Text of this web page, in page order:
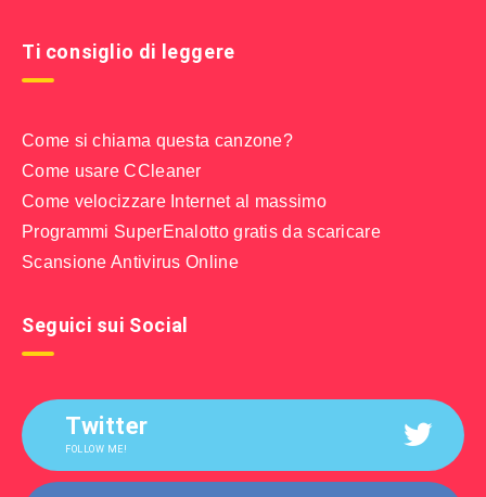
Ti consiglio di leggere
Come si chiama questa canzone?
Come usare CCleaner
Come velocizzare Internet al massimo
Programmi SuperEnalotto gratis da scaricare
Scansione Antivirus Online
Seguici sui Social
Twitter
FOLLOW ME!